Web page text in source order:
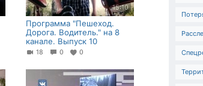
15:10
Программа "Пешеход.
Дорога. Водитель." на 8
канале. Выпуск 10
18 0 0